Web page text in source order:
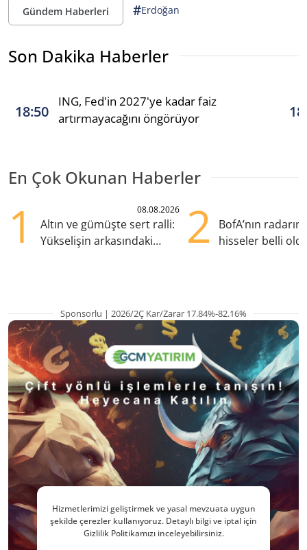
Gündem Haberleri #Erdoğan
Son Dakika Haberler
18:50
ING, Fed'in 2027'ye kadar faiz
artırmayacağını öngörüyor
En Çok Okunan Haberler
1 08.08.2026
Altın ve gümüşte sert ralli:
Yükselişin arkasındaki
2
BofA’nın
hisseler belli
Sponsorlu | 2026/2Ç Kar/Zarar 17.84%-82.16%
Hizmetlerimizi geliştirmek ve yasal mevzuata uygun
şekilde çerezler kullanıyoruz. Detaylı bilgi ve iptal için
Gizlilik Politikamızı inceleyebilirsiniz.